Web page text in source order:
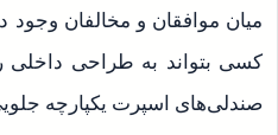
میان موافقان و مخالفان وجود
کسی بتواند به طراحی داخلی
صندلی‌های اسپرت یکپارچه